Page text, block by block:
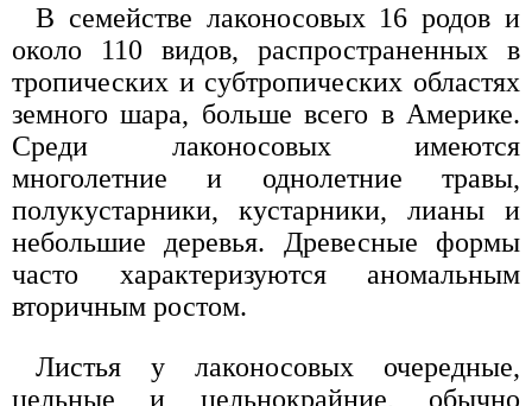
В семействе лаконосовых 16 родов и
около 110 видов, распространенных в
тропических и субтропических областях
земного шара, больше всего в Америке.
Среди лаконосовых имеются
многолетние и однолетние травы,
полукустарники, кустарники, лианы и
небольшие деревья. Древесные формы
часто характеризуются аномальным
вторичным ростом.
Листья у лаконосовых очередные,
цельные и цельнокрайние, обычно